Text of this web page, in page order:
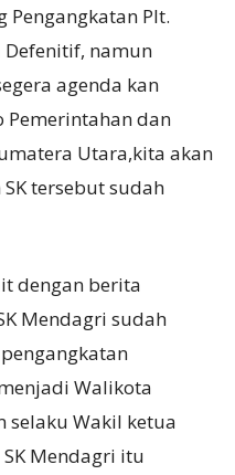
Pengangkatan Plt.
namun
agenda kan
Pemerintahan dan
Utara,kita akan
tersebut sudah
dengan berita
Mendagri sudah
Walikota
selaku Wakil ketua
Mendagri itu